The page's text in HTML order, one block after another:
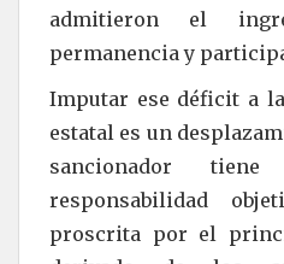
admitieron el
permanencia y
Imputar ese déficit a
estatal es un
sancionador
responsabilidad
proscrita por el